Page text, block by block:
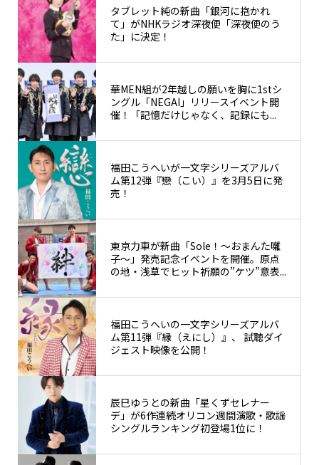
タブレット純の新曲「銀河に抱かれ
て」がNHKラジオ深夜便「深夜便のう
た」に決定！
華MEN組が2年越しの願いを胸に1stシ
ングル「NEGAI」リリースイベント開
催！「記憶だけじゃなく、記録にも...
福田こうへいが一文字シリーズアルバ
ム第12弾『戀（こい）』を3月5日に発
売！
東京力車が新曲「Sole！〜おまんた囃
子〜」発売記念イベントを開催。原点
の地・浅草でヒット祈願の”ケツ”意表...
福田こうへいの一文字シリーズアルバ
ム第11弾『縁（えにし）』、 試聴ダイ
ジェスト映像を公開！
辰巳ゆうとの新曲「星くずセレナー
デ」が6作連続オリコン週間演歌・歌謡
シングルランキング初登場1位に！